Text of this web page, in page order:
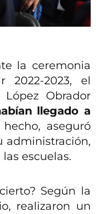
la ceremonia
2022-2023, el
Obrador
llegado a
aseguró
administración,
escuelas.
Según la
realizaron un